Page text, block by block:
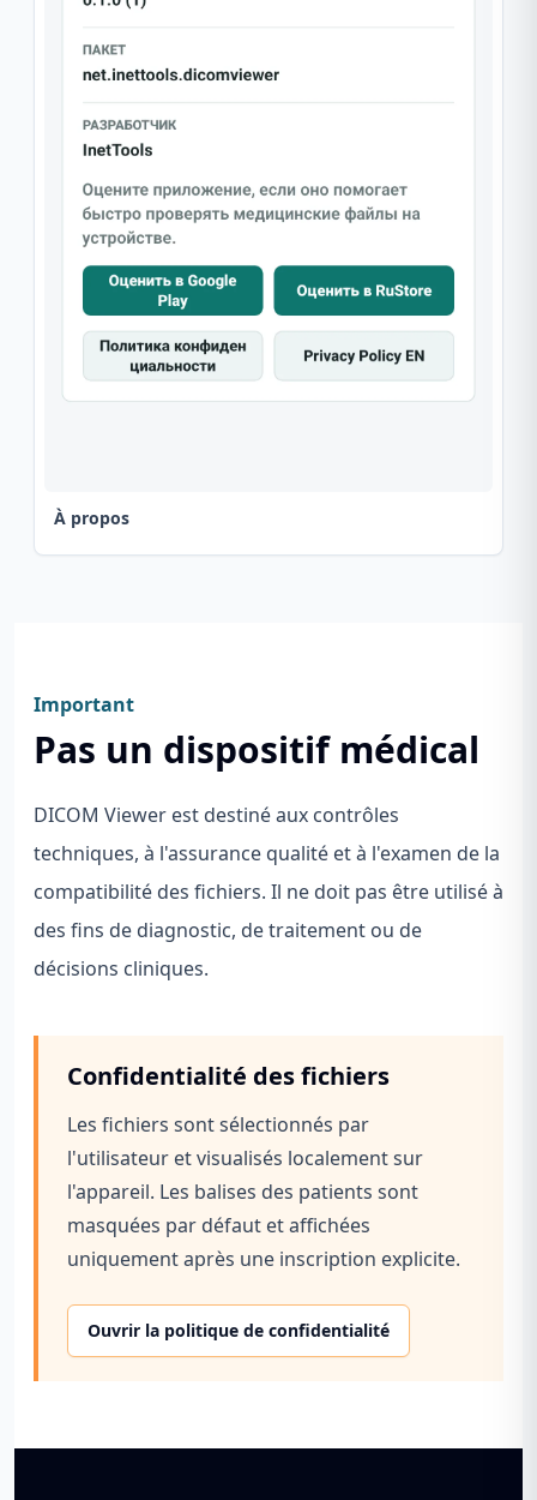
À propos
Important
Pas un dispositif médical
DICOM Viewer est destiné aux contrôles
techniques, à l'assurance qualité et à l'examen de la
compatibilité des fichiers. Il ne doit pas être utilisé à
des fins de diagnostic, de traitement ou de
décisions cliniques.
Confidentialité des fichiers
Les fichiers sont sélectionnés par
l'utilisateur et visualisés localement sur
l'appareil. Les balises des patients sont
masquées par défaut et affichées
uniquement après une inscription explicite.
Ouvrir la politique de confidentialité